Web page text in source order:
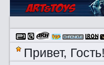
Привет, Гость!